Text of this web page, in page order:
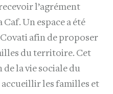
l’agrément
Caf. Un espace a été
Covati afin de proposer
du territoire. Cet
de la vie sociale du
les familles et